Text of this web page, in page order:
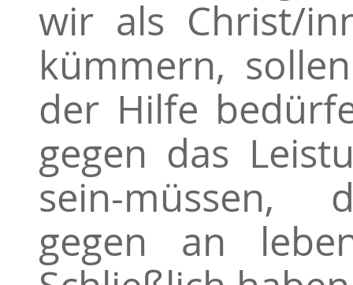
wir als Christ/
kümmern,
der Hilfe
gegen das
sein-müssen,
gegen an